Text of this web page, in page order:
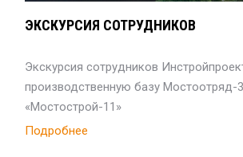
ЭКСКУРСИЯ СОТРУДНИКОВ
Экскурсия сотрудников
производственную базу Мостоотряд-
«Мостострой-11»
Подробнее